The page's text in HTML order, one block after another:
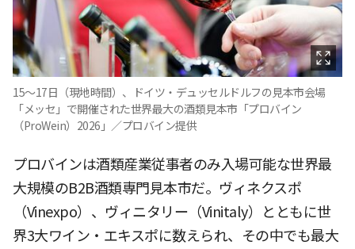
15〜17日（現地時間）、ドイツ・デュッセルドルフの見本市会場
「メッセ」で開催された世界最大の酒類見本市「プロバイン
（ProWein）2026」／プロバイン提供
プロバインは酒類産業従事者のみ入場可能な世界最
大規模のB2B酒類専門見本市だ。ヴィネクスポ
（Vinexpo）、ヴィニタリー（Vinitaly）とともに世
界3大ワイン・エキスポに数えられ、その中でも最大